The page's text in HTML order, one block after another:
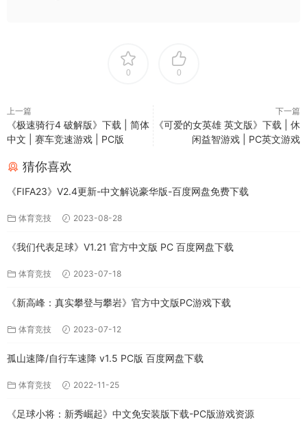
0 0
上一篇
《极速骑行4 破解版》下载 | 简体
中文 | 赛车竞速游戏 | PC版
下一篇
《可爱的女英雄 英文版》下载 | 休
闲益智游戏 | PC英文游戏
猜你喜欢
《FIFA23》V2.4更新-中文解说豪华版-百度网盘免费下载
体育竞技 2023-08-28
《我们代表足球》V1.21 官方中文版 PC 百度网盘下载
体育竞技 2023-07-18
《新高峰：真实攀登与攀岩》官方中文版PC游戏下载
体育竞技 2023-07-12
孤山速降/自行车速降 v1.5 PC版 百度网盘下载
体育竞技 2022-11-25
《足球小将：新秀崛起》中文免安装版下载-PC版游戏资源